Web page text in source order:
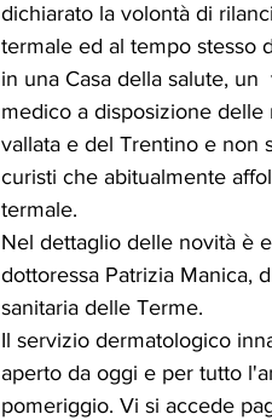
dichiarato la volontà di
termale ed al tempo stesso
in una Casa della salute, un
medico a disposizione
vallata e del Trentino e non
curisti che abitualmente
termale.
Nel dettaglio delle novità è
dottoressa Patrizia Manica,
sanitaria delle Terme.
Il servizio dermatologico
aperto da oggi e per tutto
pomeriggio. Vi si accede